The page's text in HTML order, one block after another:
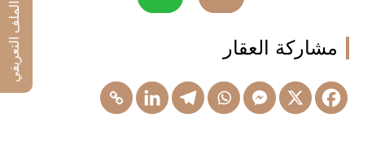
مشاركة العقار الملف التعريفي